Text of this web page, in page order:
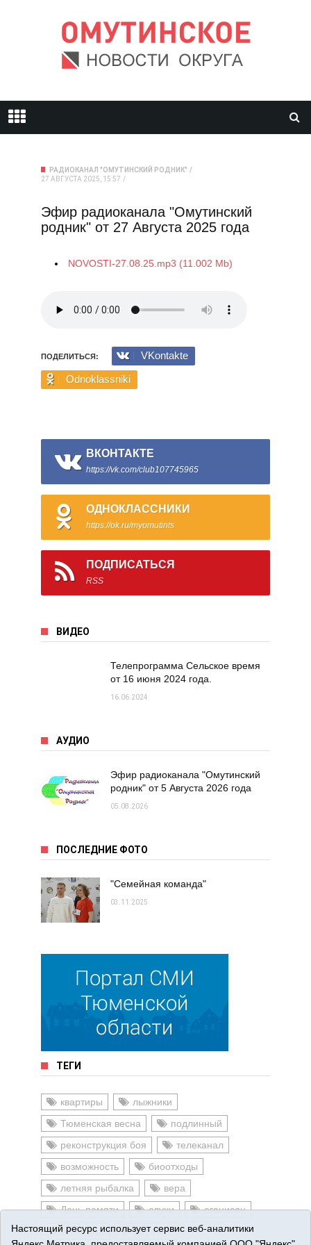
РАДИОКАНАЛ "ОМУТИНСКИЙ РОДНИК"
27 АВГУСТА 2025, 15:57
Эфир радиоканала "Омутинский
родник" от 27 Августа 2025 года
NOVOSTI-27.08.25.mp3 (11.002 Mb)
ПОДЕЛИТЬСЯ:
VKontakte
Odnoklassniki
ВКОНТАКТЕ
https://vk.com/club107745965
ОДНОКЛАССНИКИ
https://ok.ru/myomutints
ПОДПИСАТЬСЯ
RSS
ВИДЕО
Телепрограмма Сельское время
от 16 июня 2024 года.
16.06.2024
АУДИО
Эфир радиоканала "Омутинский
родник" от 5 Августа 2026 года
05.08.2026
ПОСЛЕДНИЕ ФОТО
"Семейная команда"
03.11.2025
ТЕГИ
квартиры
лыжники
Тюменская весна
подлинный
реконструкция боя
телеканал
возможность
биоотходы
летняя рыбалка
вера
День памяти
слухи
оганисян
больница
деревня
Настоящий ресурс использует сервис веб-аналитики